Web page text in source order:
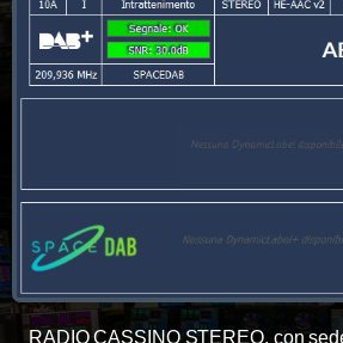
RADIO CASSINO STEREO, con